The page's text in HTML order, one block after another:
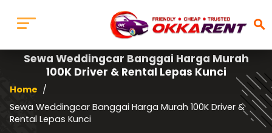
search
Sewa Weddingcar Banggai Harga Murah
100K Driver & Rental Lepas Kunci
Home /
Sewa Weddingcar Banggai Harga Murah 100K Driver &
Rental Lepas Kunci